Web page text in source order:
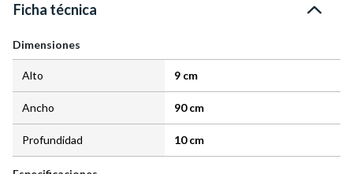
Ficha técnica
Dimensiones
Alto 9 cm
Ancho 90 cm
Profundidad 10 cm